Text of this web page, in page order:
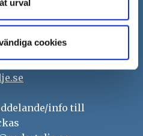
urval
cookies
26
info till